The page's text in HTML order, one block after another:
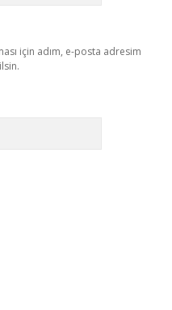
için adım, e-posta adresim